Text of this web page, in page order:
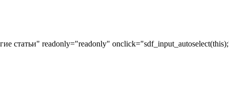
статьи" readonly="readonly"